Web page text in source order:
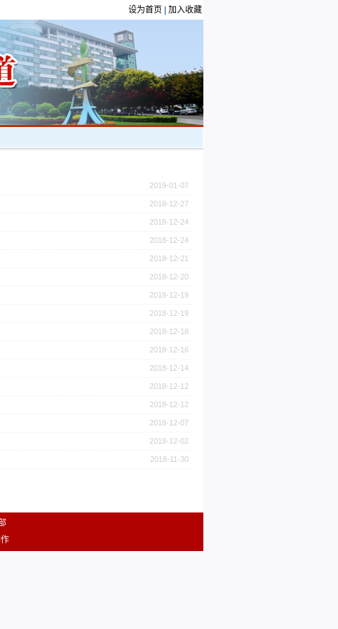
设为首页 加入收藏
2019-01-07
2018-12-27
2018-12-24
2018-12-24
2018-12-21
2018-12-20
2018-12-19
2018-12-19
2018-12-18
2018-12-16
2018-12-14
2018-12-12
2018-12-12
2018-12-07
2018-12-02
2018-11-30